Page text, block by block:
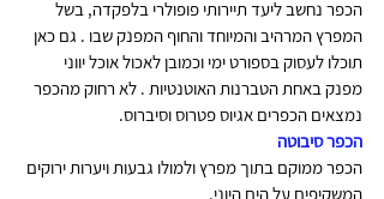
הכפר נחשב ליעד תיירותי פופולרי בלפקדה, בשל
המפרץ המרהיב והמיוחד והחוף המפנק שבו . גם כאן
תוכלו לעסוק בספורט ימי וכמובן לאכול אוכל יווני
מפנק באחת הטברנות האוטנטיות . לא רחוק מהכפר
נמצאים הכפרים אגיוס פטרוס וסיברוס.
הכפר סיבוטה
הכפר ממוקם בתוך מפרץ ולמולו גבעות ויערות ירוקים
המשקיפים על הים היוני.